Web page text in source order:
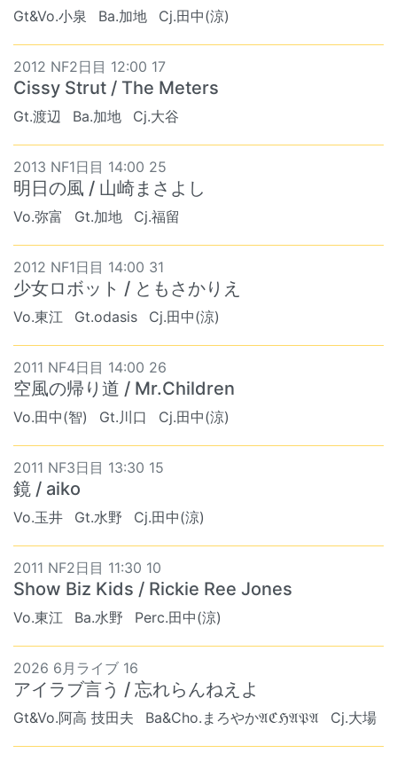
Gt&Vo.小泉 Ba.加地 Cj.田中(涼)
2012 NF2日目 12:00 17
Cissy Strut / The Meters
Gt.渡辺 Ba.加地 Cj.大谷
2013 NF1日目 14:00 25
明日の風 / 山崎まさよし
Vo.弥富 Gt.加地 Cj.福留
2012 NF1日目 14:00 31
少女ロボット / ともさかりえ
Vo.東江 Gt.odasis Cj.田中(涼)
2011 NF4日目 14:00 26
空風の帰り道 / Mr.Children
Vo.田中(智) Gt.川口 Cj.田中(涼)
2011 NF3日目 13:30 15
鏡 / aiko
Vo.玉井 Gt.水野 Cj.田中(涼)
2011 NF2日目 11:30 10
Show Biz Kids / Rickie Ree Jones
Vo.東江 Ba.水野 Perc.田中(涼)
2026 6月ライブ 16
アイラブ言う / 忘れらんねえよ
Gt&Vo.阿高 技田夫 Ba&Cho.まろやか𝔄ℭℌ𝔄𝔓𝔄 Cj.大場